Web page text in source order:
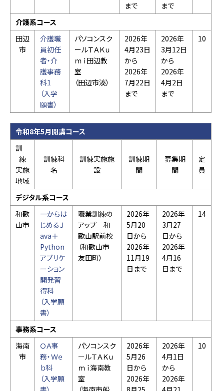
まで
まで
介護系コース
田辺
市
介護職
員初任
者・介
護事務
科1
（入学
願書）
パソコンスク
ールＴＡＫｕ
ｍｉ田辺教
室
（田辺市湊）
2026年
4月23日
から
2026年
7月22日
まで
2026年
3月12日
から
2026年
4月2日
まで
10
令和8年5月開講コース
訓
練
実施
地域
訓練科
名
訓練実施施
設
訓練期
間
募集期
間
定
員
デジタル系コース
和歌
山市
一からは
じめるＪ
ava＋
Python
アプリケ
ーション
開発習
得科
（入学願
書）
職業訓練の
アップ 和
歌山駅前校
（和歌山市
友田町）
2026年
5月20
日から
2026年
11月19
日まで
2026年
3月27
日から
2026年
4月16
日まで
14
事務系コース
海南
市
ＯＡ事
務・Ｗｅ
ｂ科
（入学願
パソコンスク
ールＴＡＫｕ
ｍｉ海南教
室
2026年
5月26
日から
2026年
2026年
4月1日
から
2026年
10